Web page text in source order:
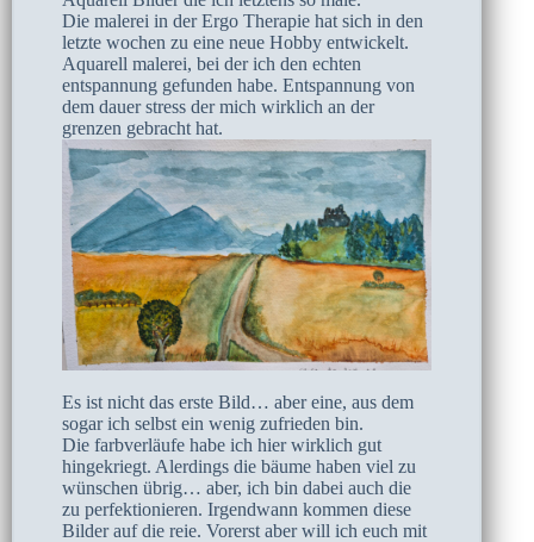
Die malerei in der Ergo Therapie hat sich in den
letzte wochen zu eine neue Hobby entwickelt.
Aquarell malerei, bei der ich den echten
entspannung gefunden habe. Entspannung von
dem dauer stress der mich wirklich an der
grenzen gebracht hat.
Es ist nicht das erste Bild… aber eine, aus dem
sogar ich selbst ein wenig zufrieden bin.
Die farbverläufe habe ich hier wirklich gut
hingekriegt. Alerdings die bäume haben viel zu
wünschen übrig… aber, ich bin dabei auch die
zu perfektionieren. Irgendwann kommen diese
Bilder auf die reie. Vorerst aber will ich euch mit